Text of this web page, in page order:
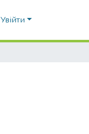
Увійти